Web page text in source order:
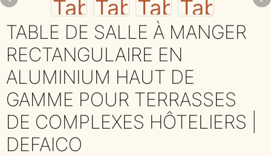
TABLE DE SALLE À MANGER
RECTANGULAIRE EN
ALUMINIUM HAUT DE
GAMME POUR TERRASSES
DE COMPLEXES HÔTELIERS |
DEFAICO